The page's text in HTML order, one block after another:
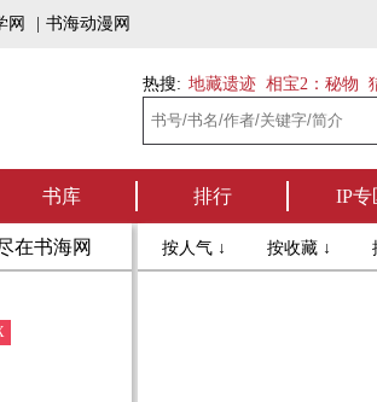
网 书海动漫网
热搜: 地藏遗迹 相宝2：秘物
书库 排行 IP专
在书海网 按人气 ↓ 按收藏 ↓